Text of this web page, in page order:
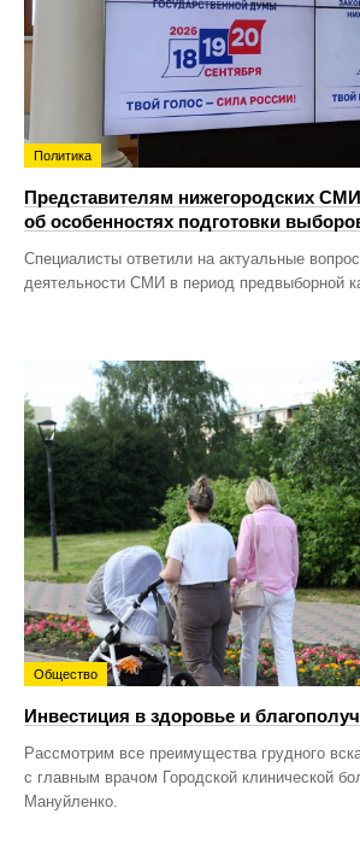
Политика
Представителям нижегородских
об особенностях подготовки
Специалисты ответили на актуальные
деятельности СМИ в период предвыборной
Общество
Инвестиция в здоровье и
Рассмотрим все преимущества грудного
с главным врачом Городской клинической
Мануйленко.